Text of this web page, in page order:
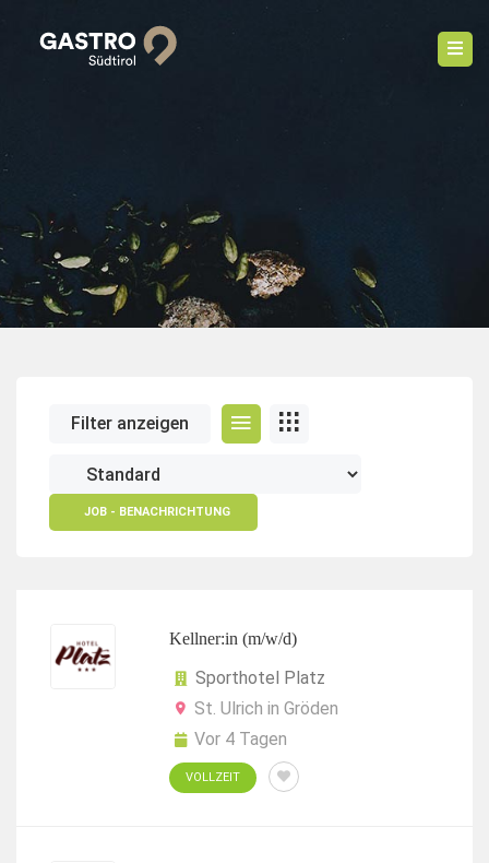
Filter anzeigen
JOB - BENACHRICHTUNG
Kellner:in (m/w/d)
Sporthotel Platz
St. Ulrich in Gröden
Vor 4 Tagen
VOLLZEIT